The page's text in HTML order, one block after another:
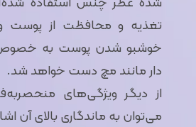
تغذیه و محافظت از پوست
خوشبو شدن پوست به
دار مانند مچ دست خواهد شد.
از دیگر ویژگی‌های
می‌توان به ماندگاری بالای آن